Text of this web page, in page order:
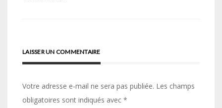
LAISSER UN COMMENTAIRE
Votre adresse e-mail ne sera pas publiée. Les champs
obligatoires sont indiqués avec *